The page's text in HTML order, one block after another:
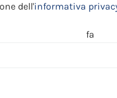
dell'informativa